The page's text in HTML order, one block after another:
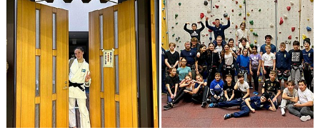
STYRELSEN
STADGAR
JUDONS VÄRDEGRUND
DOKUMENT